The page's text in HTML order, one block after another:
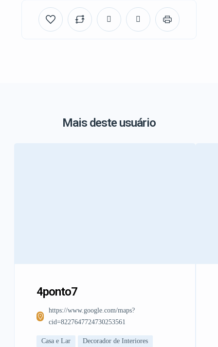
Mais deste usuário
4ponto7
https://www.google.com/maps?
cid=8227647724730253561
Casa e Lar Decorador de Interiores